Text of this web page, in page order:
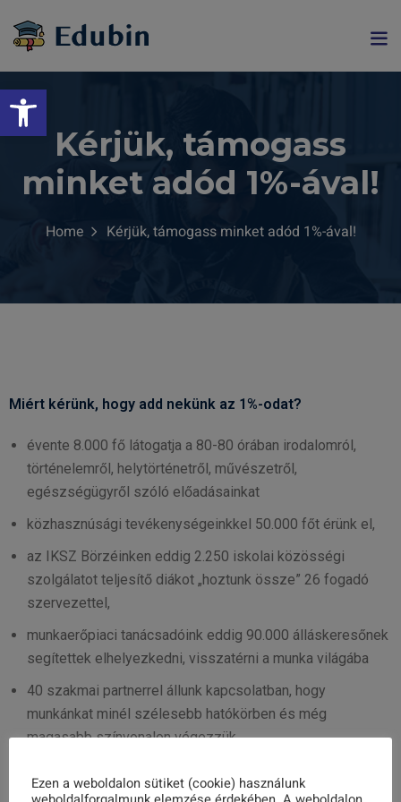
Eszköztár megnyitása
Kérjük, támogass
minket adód 1%-ával!
Home Kérjük, támogass minket adód 1%-ával!
Miért kérünk, hogy add nekünk az 1%-odat?
évente 8.000 fő látogatja a 80-80 órában irodalomról,
történelemről, helytörténetről, művészetről,
egészségügyről szóló előadásainkat
közhasznúsági tevékenységeinkkel 50.000 főt érünk el,
az IKSZ Börzéinken eddig 2.250 iskolai közösségi
szolgálatot teljesítő diákot „hoztunk össze” 26 fogadó
szervezettel,
munkaerőpiaci tanácsadóink eddig 90.000 álláskeresőnek
segítettek elhelyezkedni, visszatérni a munka világába
40 szakmai partnerrel állunk kapcsolatban, hogy
munkánkat minél szélesebb hatókörben és még
magasabb színvonalon végezzük.
Az 1%-odért mi 100%-ot nyújtunk.
Ezen a weboldalon sütiket (cookie) használunk